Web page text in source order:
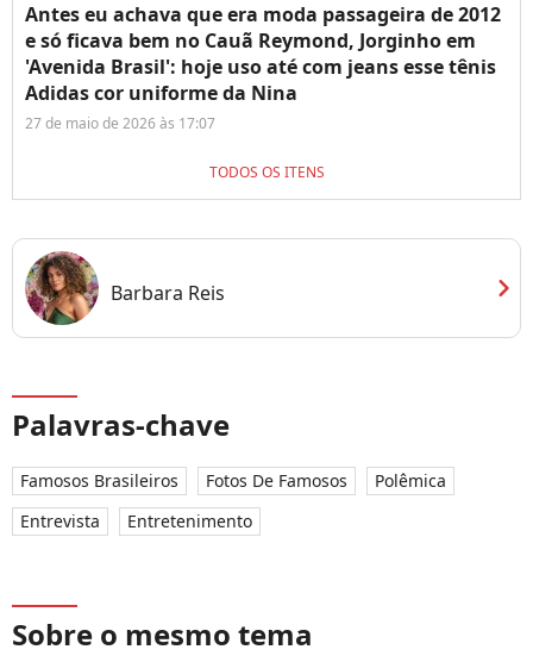
Antes eu achava que era moda passageira de 2012
e só ficava bem no Cauã Reymond, Jorginho em
'Avenida Brasil': hoje uso até com jeans esse tênis
Adidas cor uniforme da Nina
27 de maio de 2026 às 17:07
TODOS OS ITENS
Barbara Reis chevron_right
Palavras-chave
Famosos Brasileiros Fotos De Famosos
Polêmica
Entrevista
Entretenimento
Sobre o mesmo tema